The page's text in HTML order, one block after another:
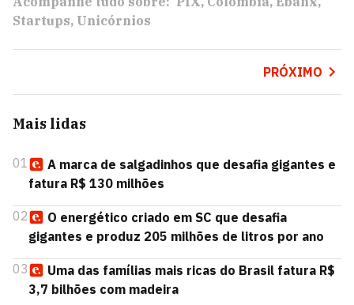
Startups Unicórnios
PRÓXIMO
Mais lidas
01
A marca de salgadinhos que desafia gigantes e
fatura R$ 130 milhões
02
O energético criado em SC que desafia
gigantes e produz 205 milhões de litros por ano
03
Uma das famílias mais ricas do Brasil fatura R$
3,7 bilhões com madeira